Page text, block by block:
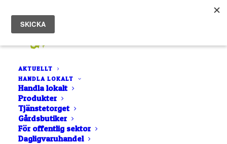
AKTUELLT
HANDLA LOKALT
Handla lokalt
Produkter
Tjänstetorget
Gårdsbutiker
För offentlig sektor
Dagligvaruhandel